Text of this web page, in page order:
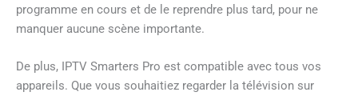
programme en cours et de le reprendre plus tard, pour ne
manquer aucune scène importante.
De plus, IPTV Smarters Pro est compatible avec tous vos
appareils. Que vous souhaitiez regarder la télévision sur